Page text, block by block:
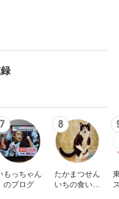
7
もっちゃん
のブログ
8
たかまつせん
いちの食い散